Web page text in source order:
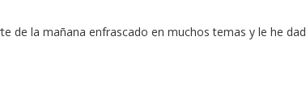
de la mañana enfrascado en muchos temas y le he